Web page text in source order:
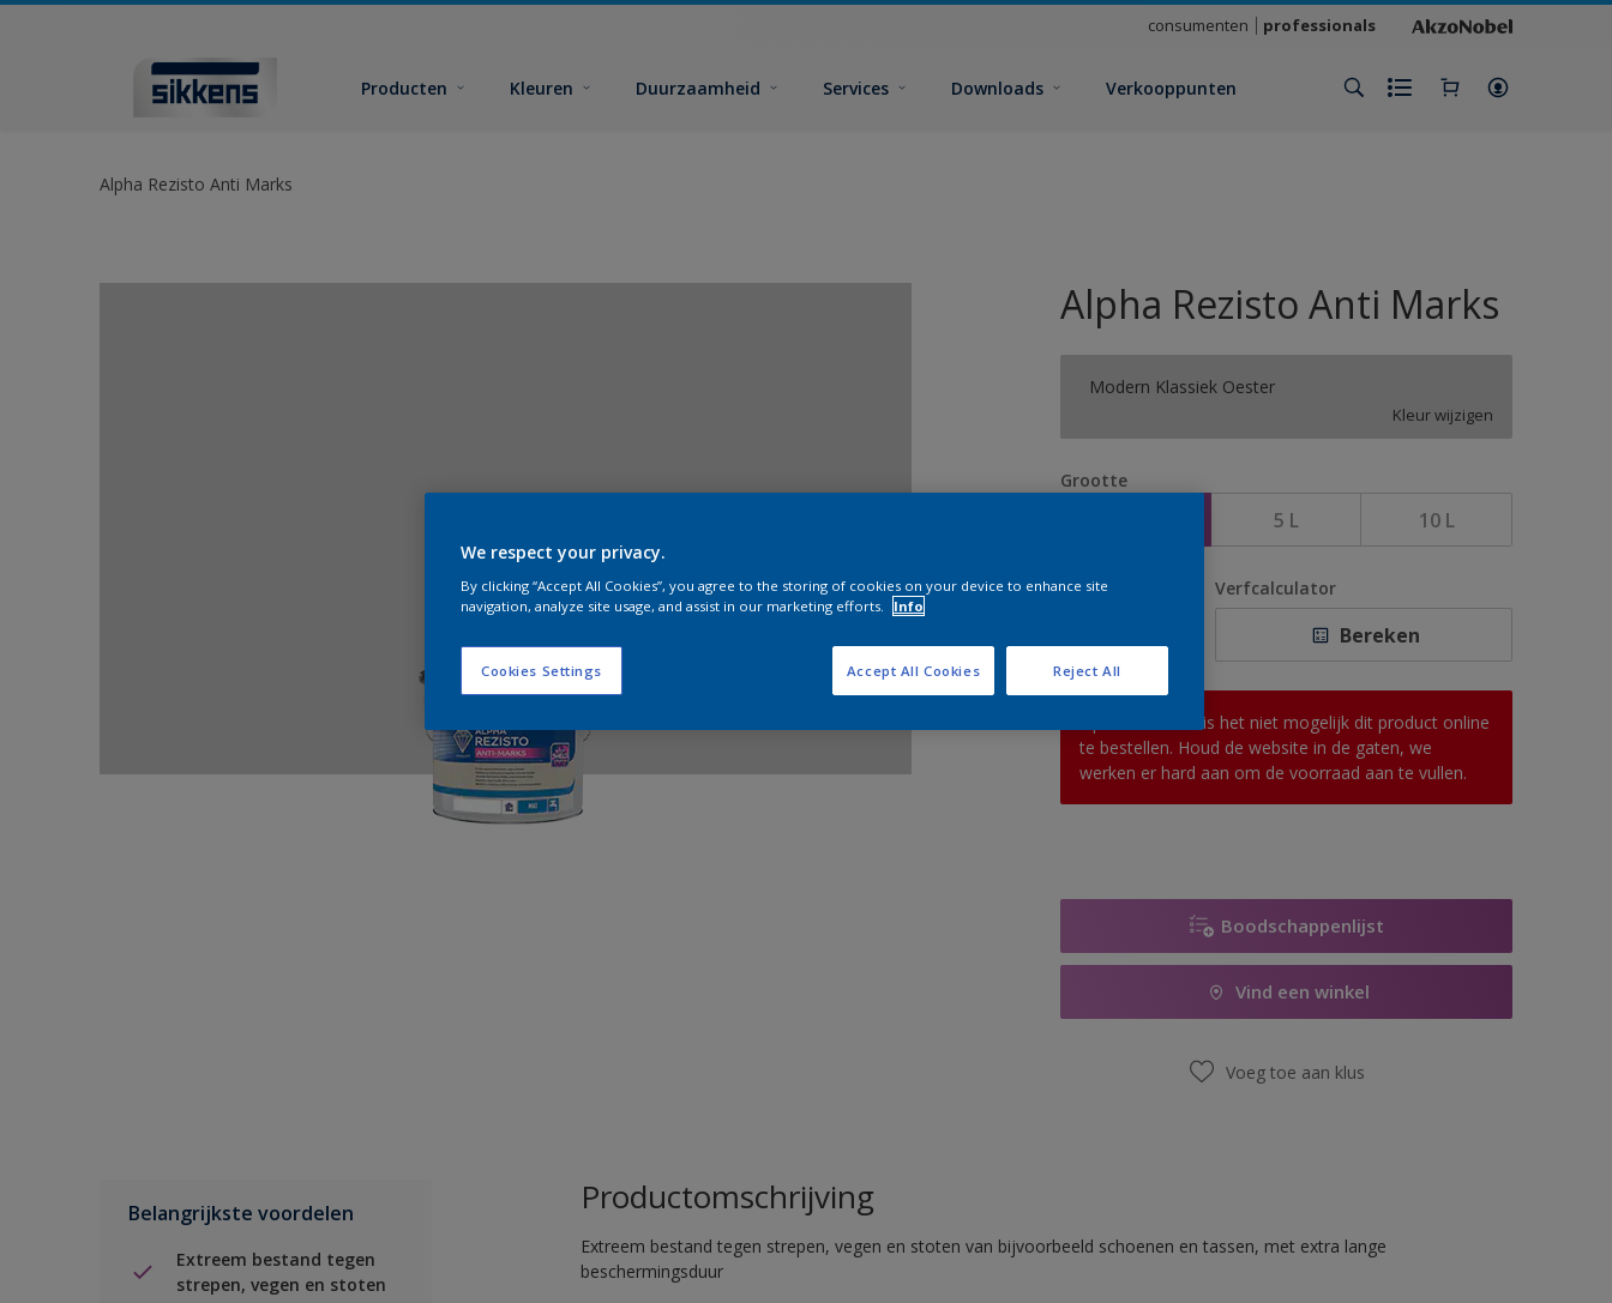
consumenten professionals
Producten Kleuren Duurzaamheid Services Downloads Verkooppunten
Alpha Rezisto Anti Marks
Alpha Rezisto Anti Marks
Modern Klassiek Oester
Kleur wijzigen
Grootte
5 L 10 L
Aantal Verfcalculator
Bereken
Op dit moment is het niet mogelijk dit product online
te bestellen. Houd de website in de gaten, we
werken er hard aan om de voorraad aan te vullen.
Boodschappenlijst
Vind een winkel
Voeg toe aan klus
Belangrijkste voordelen
Extreem bestand tegen
strepen, vegen en stoten
Productomschrijving
Extreem bestand tegen strepen, vegen en stoten van bijvoorbeeld schoenen en tassen, met extra lange
beschermingsduur
We respect your privacy.
By clicking “Accept All Cookies”, you agree to the storing of cookies on your device to enhance site
navigation, analyze site usage, and assist in our marketing efforts.
Info
Cookies Settings Reject All
Accept All Cookies